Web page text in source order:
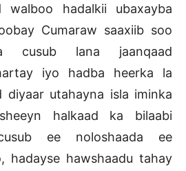
hadalkii ubaxayba
Cumaraw saaxiib soo
cusub lana jaanqaad
iyo hadba heerka la
diyaar utahayna isla iminka
halkaad ka bilaabi
ee noloshaada ee
hadayse hawshaadu tahay